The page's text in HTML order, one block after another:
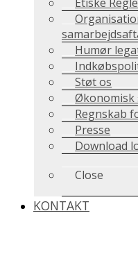
Humør
Støt os
Økonomisk
Regnskab
Presse
Download
Close
KONTAKT